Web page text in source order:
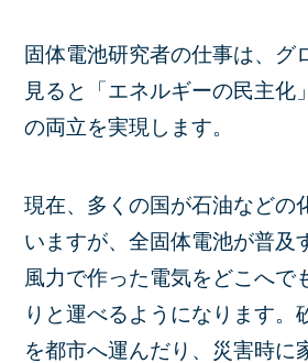
固体電池研究者の仕事は、グ
見ると「エネルギーの民主化
の両立を実現します。
現在、多くの国が石油などの
いますが、全固体電池が普及
風力で作った電気をどこへで
りと運べるようになります。
を都市へ運んだり、災害時に